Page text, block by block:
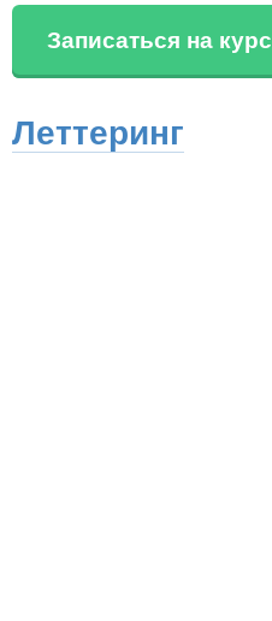
Записаться на курс
Леттеринг